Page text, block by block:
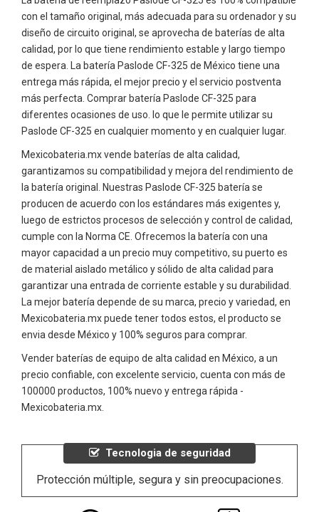
con el tamaño original, más adecuada para su ordenador y su
diseño de circuito original, se aprovecha de baterías de alta
calidad, por lo que tiene rendimiento estable y largo tiempo
de espera. La batería Paslode CF-325 de México tiene una
entrega más rápida, el mejor precio y el servicio postventa
más perfecta. Comprar batería Paslode CF-325 para
diferentes ocasiones de uso. lo que le permite utilizar su
Paslode CF-325 en cualquier momento y en cualquier lugar.
Mexicobateria.mx vende baterías de alta calidad,
garantizamos su compatibilidad y mejora del rendimiento de
la batería original. Nuestras Paslode CF-325 batería se
producen de acuerdo con los estándares más exigentes y,
luego de estrictos procesos de selección y control de calidad,
cumple con la Norma CE. Ofrecemos la batería con una
mayor capacidad a un precio muy competitivo, su puerto es
de material aislado metálico y sólido de alta calidad para
garantizar una entrada de corriente estable y su durabilidad.
La mejor batería depende de su marca, precio y variedad, en
Mexicobateria.mx puede tener todos estos, el producto se
envia desde México y 100% seguros para comprar.
Vender baterías de equipo de alta calidad en México, a un
precio confiable, con excelente servicio, cuenta con más de
100000 productos, 100% nuevo y entrega rápida -
Mexicobateria.mx.
Tecnologia de seguridad
Protección múltiple, segura y sin preocupaciones.